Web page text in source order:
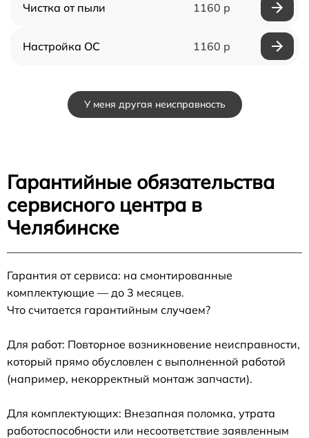
Чистка от пыли 1160 р
Настройка ОС 1160 р
У меня другая неисправность
Гарантийные обязательства
сервисного центра в
Челябинске
Гарантия от сервиса: на смонтированные
комплектующие — до 3 месяцев.
Что считается гарантийным случаем?
Для работ: Повторное возникновение неисправности,
который прямо обусловлен с выполненной работой
(например, некорректный монтаж запчасти).
Для комплектующих: Внезапная поломка, утрата
работоспособности или несоответствие заявленным